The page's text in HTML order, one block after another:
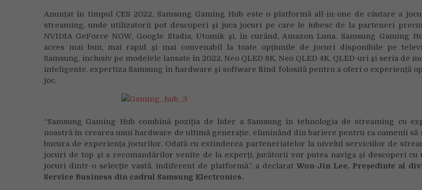
televizoarele
și
monitoarele
inteligente
din
2022
Anunțat în timpul CES 2022, Samsung Gaming Hub este o platformă all-in-one de căutare a
streaming, unde utilizatorii pot descoperi și juca jocuri pe care le iubesc de la parteneri
NVIDIA GeForce NOW, Google Stadia, Utomik și, în curând, Amazon Luna. Samsung Gaming
acces mai bun, mai rapid și mai convenabil la toate opțiunile de jocuri disponibile pe
Samsung, inclusiv pe modelele lansate în 2022, Neo QLED 8K, Neo QLED 4K, QLED-uri și seria de
inteligente, expertiza Samsung în hardware și software fiind folosită pentru a oferi o experiență
joc.
“Samsung Gaming Hub combină poziția de lider a Samsung în tehnologia de streaming cu
noastră în crearea unui hardware de ultimă generație, eliminând din bariere pentru ca oamenii să
bucura de experiența jocurilor. Odată cu extinderea parteneriatelor la nivelul serviciilor de
jocuri de top și a recomandărilor venite de la experți, jucătorii vor putea naviga și descoperi cu
jocuri dintr-o selecție vastă, indiferent de platformă.”, a declaratWon-Jin Lee, Președinte al
Service Business din cadrul Samsung Electronics.